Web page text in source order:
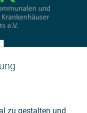
zu gestalten und